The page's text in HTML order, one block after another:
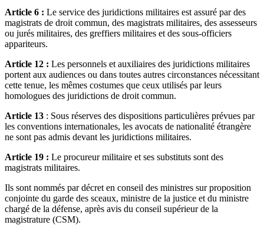
Article 6 : Le service des juridictions militaires est assuré par des
magistrats de droit commun, des magistrats militaires, des assesseurs
ou jurés militaires, des greffiers militaires et des sous-officiers
appariteurs.
Article 12 : Les personnels et auxiliaires des juridictions militaires
portent aux audiences ou dans toutes autres circonstances nécessitant
cette tenue, les mêmes costumes que ceux utilisés par leurs
homologues des juridictions de droit commun.
Article 13 : Sous réserves des dispositions particulières prévues par
les conventions internationales, les avocats de nationalité étrangère
ne sont pas admis devant les juridictions militaires.
Article 19 : Le procureur militaire et ses substituts sont des
magistrats militaires.
Ils sont nommés par décret en conseil des ministres sur proposition
conjointe du garde des sceaux, ministre de la justice et du ministre
chargé de la défense, après avis du conseil supérieur de la
magistrature (CSM).